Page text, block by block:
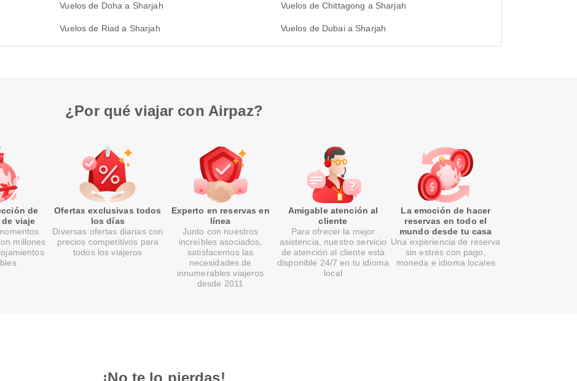
Vuelos de Doha a Sharjah Vuelos de Chittagong a Sharjah
Vuelos de Riad a Sharjah Vuelos de Dubai a Sharjah
¿Por qué viajar con Airpaz?
de
viaje
millones
Ofertas exclusivas todos
los días
Diversas ofertas diarias con
precios competitivos para
todos los viajeros
Experto en reservas en
línea
Junto con nuestros
increíbles asociados,
satisfacemos las
necesidades de
innumerables viajeros
desde 2011
Amigable atención al
cliente
Para ofrecer la mejor
asistencia, nuestro servicio
de atención al cliente está
disponible 24/7 en tu idioma
local
La emoción de hacer
reservas en todo el
mundo desde tu casa
Una experiencia de reserva
sin estrés con pago,
moneda e idioma locales
¡No te lo pierdas!